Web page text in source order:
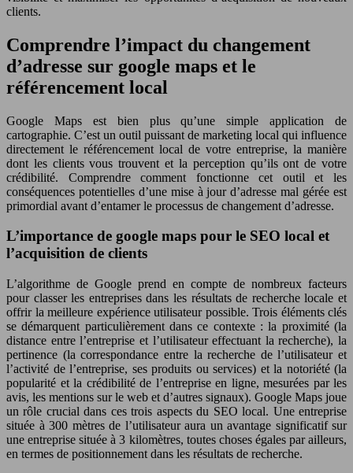
clients.
Comprendre l’impact du changement
d’adresse sur google maps et le
référencement local
Google Maps est bien plus qu’une simple application de
cartographie. C’est un outil puissant de marketing local qui influence
directement le référencement local de votre entreprise, la manière
dont les clients vous trouvent et la perception qu’ils ont de votre
crédibilité. Comprendre comment fonctionne cet outil et les
conséquences potentielles d’une mise à jour d’adresse mal gérée est
primordial avant d’entamer le processus de changement d’adresse.
L’importance de google maps pour le SEO local et
l’acquisition de clients
L’algorithme de Google prend en compte de nombreux facteurs
pour classer les entreprises dans les résultats de recherche locale et
offrir la meilleure expérience utilisateur possible. Trois éléments clés
se démarquent particulièrement dans ce contexte : la proximité (la
distance entre l’entreprise et l’utilisateur effectuant la recherche), la
pertinence (la correspondance entre la recherche de l’utilisateur et
l’activité de l’entreprise, ses produits ou services) et la notoriété (la
popularité et la crédibilité de l’entreprise en ligne, mesurées par les
avis, les mentions sur le web et d’autres signaux). Google Maps joue
un rôle crucial dans ces trois aspects du SEO local. Une entreprise
située à 300 mètres de l’utilisateur aura un avantage significatif sur
une entreprise située à 3 kilomètres, toutes choses égales par ailleurs,
en termes de positionnement dans les résultats de recherche.